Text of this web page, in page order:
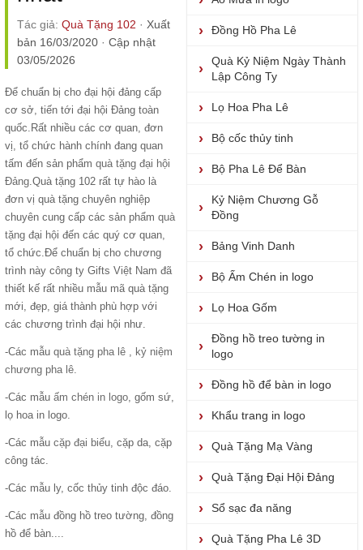
Tác giả: Quà Tặng 102 · Xuất
bản 16/03/2020 · Cập nhật
03/05/2026
Để chuẩn bị cho đại hội đảng cấp
cơ sở, tiến tới đại hội Đảng toàn
quốc.Rất nhiều các cơ quan, đơn
vị, tổ chức hành chính đang quan
tấm đến sản phẩm quà tặng đại hội
Đảng.Quà tặng 102 rất tự hào là
đơn vị quà tặng chuyên nghiệp
chuyên cung cấp các sản phẩm quà
tặng đại hội đến các quý cơ quan,
tổ chức.Để chuẩn bị cho chương
trình này công ty Gifts Việt Nam đã
thiết kế rất nhiều mẫu mã quà tặng
mới, đẹp, giá thành phù hợp với
các chương trình đại hội như.
-Các mẫu quà tặng pha lê , kỷ niệm
chương pha lê.
-Các mẫu ấm chén in logo, gốm sứ,
lọ hoa in logo.
-Các mẫu cặp đại biểu, cặp da, cặp
công tác.
-Các mẫu ly, cốc thủy tinh độc đáo.
-Các mẫu đồng hồ treo tường, đồng
hồ để bàn....
Đồng Hồ Pha Lê
Quà Kỷ Niệm Ngày Thành
Lập Công Ty
Lọ Hoa Pha Lê
Bộ cốc thủy tinh
Bộ Pha Lê Để Bàn
Kỷ Niệm Chương Gỗ
Đồng
Bảng Vinh Danh
Bộ Ấm Chén in logo
Lọ Hoa Gốm
Đồng hồ treo tường in
logo
Đồng hồ để bàn in logo
Khẩu trang in logo
Quà Tặng Mạ Vàng
Quà Tặng Đại Hội Đảng
Sổ sạc đa năng
Quà Tặng Pha Lê 3D